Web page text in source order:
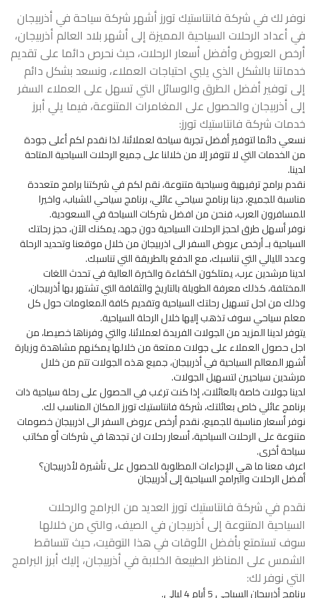
نوفر لك في شركة فانتاستيك تورز أشهر شركة سياحة في أذربيجان
في أعداد الرحلات السياحية المميزة إلى أشهر بلاد العالم أذربيجان،
أرخص العروض وأفضل أسعار الرحلات، حيث نحرص دائما على تقديم
خدماتنا بالشكل الذي يلبي احتياجات العملاء، ونسعد بشكل دائم
إلى توفير أفضل الطرق والوسائل التي تسهل على العملاء السفر
إلى أذربيجان والحصول على المغامرات المتنوعة، فيما يلي أبرز
خدمات شركة فانتاستيك تورز:
نسعي دائما لتوفير أفضل تجربة سياحة لعملائنا، لذا نقدم لكم أعلى جودة
من الخدمات التي لا تتوفر إلا من خلالنا على جميع الرحلات السياحية المتاحة
لدينا.
نقدم برامج ترفيهية وسياحية متنوعة، نقم لكم في شركتنا برامج متعددة
مناسبة للجميع، دينا برنامج سياحي عائلي، برنامج سياحي للشباب، واخيرا
للمسافرون العرب، فنحن من افضل شركات السياحة في السعودية.
نوفر أسهل طرق لحجز الرحلات السياحية دون جهد، يمكنك الآن، حجز رحلتك
السياحية بـ أرخص عروض السفر الى اذربيجان من خلال موقعنا وتحديد الرحلة
وعدد الليالي التي تناسبك، مع الدفع بالطريقة التي تناسبك.
لدينا مرشدين عرب، يمتلكون الكفاءة والخبرة العالية في تحدث اللغات
المختلفة، كذلك معرفة الطويلة بالتاريخ والثقافة التي تشتهر بها أذربيجان،
وذلك من اجل تسهيل رحلتك السياحية وتقديم كافة المعلومات حول كل
معلم سياحي سوف تذهب إليها خلال الرحلة السياحية.
يتوفر لدينا المزيد من الجولات الفريدة لعملائنا، والتي وفرناها خصيصا، من
اجل حصول العملاء على جولات ممتعة من خلالها يمكنهم مشاهدة وزيارة
أشهر المعالم السياحية في أذربيجان، جميع هذه الجولات تتم من خلال
مرشدين سياحيين لتسهيل الجولات.
لدينا جولات خاصة بالعائلات، إذا كنت ترغب في الحصول على رحلة سياحية ذات
برنامج عائلي خاص بعائلتك، شركة فانتاستيك تورز المكان المناسب لك.
نوفر أسعار مناسبة للجميع، نقدم أرخص عروض السفر الى اذربيجان خصومات
متنوعة على الرحلات السياحية، أسعار رحلات لن تجدها في شركات أو مكاتب
سياحة أخرى.
اعرف معناما هي الإجراءات المطلوبة للحصول على تأشيرة لأذربيجان؟
أفضل الرحلات والبرامج السياحية إلى أذربيجان
نقدم في شركة فانتاستيك تورز العديد من البرامج والرحلات
السياحية المتنوعة إلى أذربيجان في الصيف، والتي من خلالها
سوف تستمتع بأفضل الأوقات في هذا التوقيت، حيث تتساقط
الشمس على المناظر الطبيعة الخلابة في أذربيجان، إليك أبرز البرامج
التي نوفر لك:
برنامج أذربيجان السياحي 5 أيام 4 ليالي.